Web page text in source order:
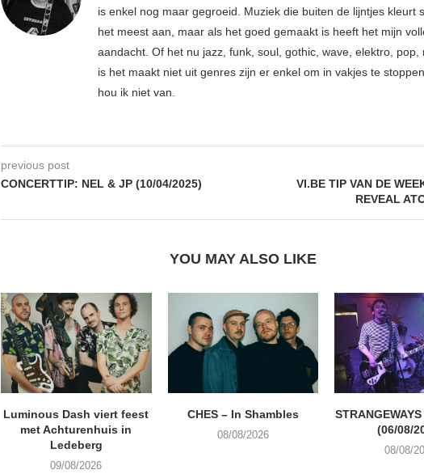
is enkel nog maar gegroeid. Muziek die buiten de lijntjes kleurt
het meest aan, maar als het goed gemaakt is heeft het mijn
aandacht. Of het nu jazz, funk, soul, gothic, wave, elektro, pop,
is het maakt niet uit genres zijn er enkel om in vakjes te
hou ik niet van.
previous post
CONCERTTIP: NEL & JP (10/04/2025)
VI.BE TIP VAN DE
REVEAL
YOU MAY ALSO LIKE
Luminous Dash viert feest
met Achturenhuis in
Ledeberg
09/08/2026
CHES – In Shambles
08/08/2026
(06/08/
08/08/